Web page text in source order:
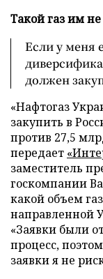
Такой газ им
Если у меня
должен
«Нафтогаз
закупить в
против 27,5
передает
заместитель
госкомпании
какой объем
направленной
«Заявки были
процесс,
заявки я не